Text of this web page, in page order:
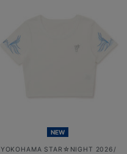
NEW
YOKOHAMA STAR☆NIGHT 2026/